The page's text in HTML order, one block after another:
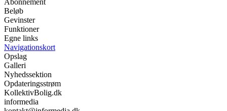
Abonnement
Beløb
Gevinster
Funktioner
Egne links
Navigationskort
Opslag
Galleri
Nyhedssektion
Opdateringsstrøm
KollektivBolig.dk
informedia